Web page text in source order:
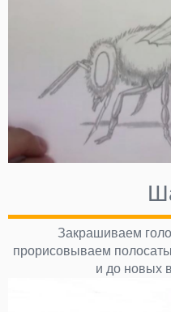
Закрашиваем
прорисовываем
и до новых